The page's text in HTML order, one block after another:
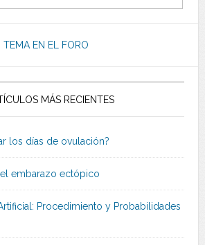
TEMA EN EL FORO
MÁS RECIENTES
los días de ovulación?
embarazo ectópico
Procedimiento y Probabilidades